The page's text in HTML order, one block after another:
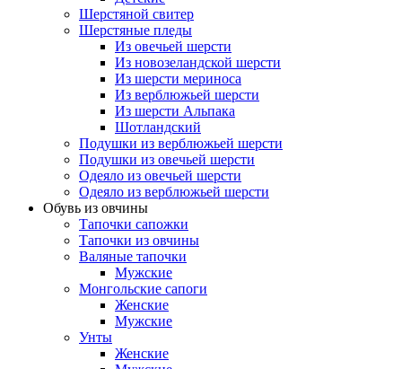
Шерстяной свитер
Шерстяные пледы
Из овечьей шерсти
Из новозеландской шерсти
Из шерсти мериноса
Из верблюжьей шерсти
Из шерсти Альпака
Шотландский
Подушки из верблюжьей шерсти
Подушки из овечьей шерсти
Одеяло из овечьей шерсти
Одеяло из верблюжьей шерсти
Обувь из овчины
Тапочки сапожки
Тапочки из овчины
Валяные тапочки
Мужские
Монгольские сапоги
Женские
Мужские
Унты
Женские